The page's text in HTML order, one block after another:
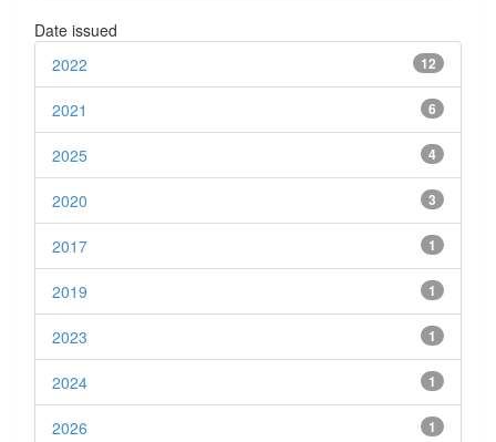
Date issued
12
2022
6
2021
4
2025
3
2020
1
2017
1
2019
1
2023
1
2024
1
2026